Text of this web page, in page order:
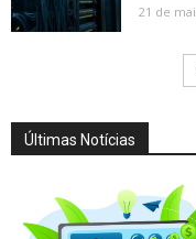
21 de
Últimas Notícias